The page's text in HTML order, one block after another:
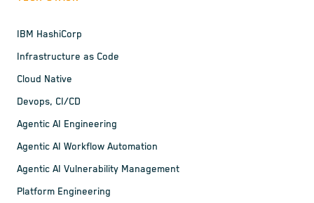
IBM HashiCorp
Infrastructure as Code
Cloud Native
Devops, CI/CD
Agentic AI Engineering
Agentic AI Workflow Automation
Agentic AI Vulnerability Management
Platform Engineering